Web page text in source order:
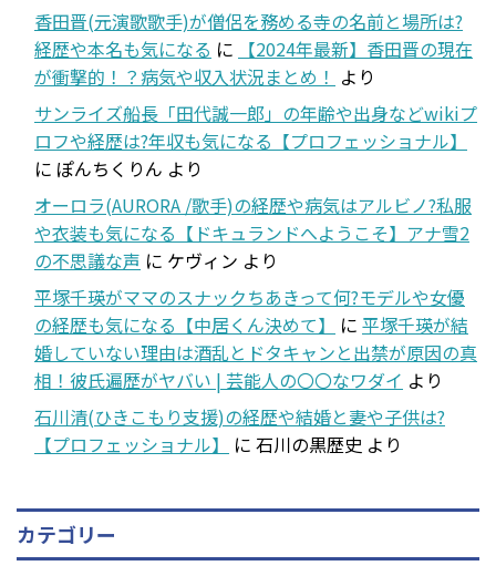
香田晋(元演歌歌手)が僧侶を務める寺の名前と場所は?
経歴や本名も気になる に
【2024年最新】香田晋の現在
が衝撃的！？病気や収入状況まとめ！ より
サンライズ船長「田代誠一郎」の年齢や出身などwikiプ
ロフや経歴は?年収も気になる【プロフェッショナル】
に ぽんちくりん より
オーロラ(AURORA /歌手)の経歴や病気はアルビノ?私服
や衣装も気になる【ドキュランドへようこそ】アナ雪2
の不思議な声 に ケヴィン より
平塚千瑛がママのスナックちあきって何?モデルや女優
の経歴も気になる【中居くん決めて】
に 平塚千瑛が結
婚していない理由は酒乱とドタキャンと出禁が原因の真
相！彼氏遍歴がヤバい | 芸能人の〇〇なワダイ より
石川清(ひきこもり支援)の経歴や結婚と妻や子供は?
【プロフェッショナル】
に 石川の黒歴史 より
カテゴリー